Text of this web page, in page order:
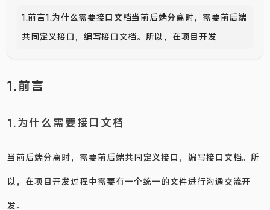
1.前言1.为什么需要接口文档当前后端分离时，需要前后端
共同定义接口，编写接口文档。所以，在项目开发过程中
当前后端分离时，需要前后端共同定义接口，编写接口文档。所
以，在项目开发过程中需要有一个统一的文件进行沟通交流开